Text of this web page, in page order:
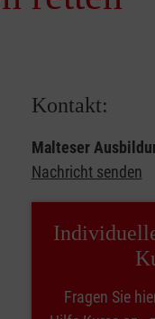
Kontakt:
Malteser
Nachricht senden
Fragen Sie